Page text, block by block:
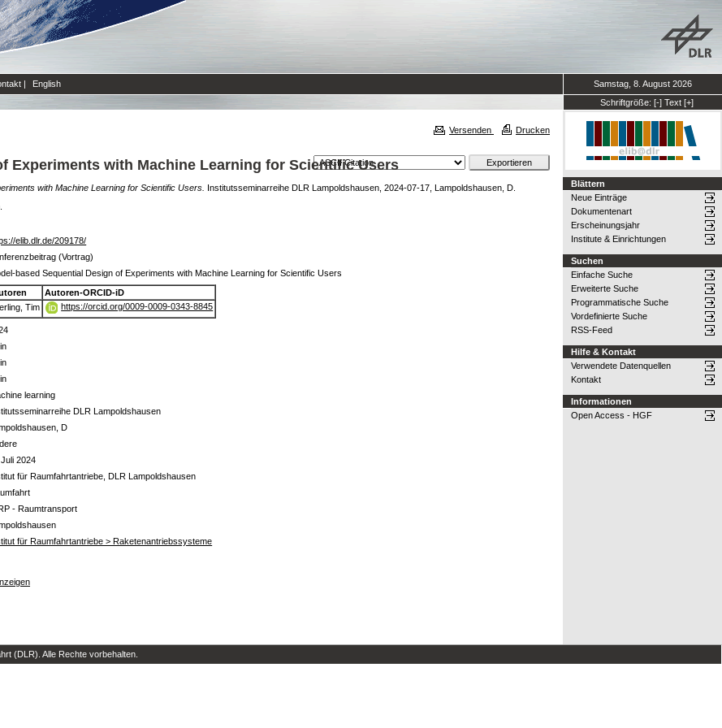
| English
Samstag, 8. August 2026
Schriftgröße: [-] Text [+]
Versenden Drucken
Experiments with Machine Learning for Scientific Users
with Machine Learning for Scientific Users. Institutsseminarreihe DLR Lampoldshausen, 2024-07-17, Lampoldshausen, D.
elib.dlr.de/209178/
(Vortrag)
based Sequential Design of Experiments with Machine Learning for Scientific Users
Autoren-ORCID-iD
Tim
https://orcid.org/0009-0009-0343-8845
learning
DLR Lampoldshausen
D
2024
für Raumfahrtantriebe, DLR Lampoldshausen
- Raumtransport
für Raumfahrtantriebe > Raketenantriebssysteme
Blättern
Neue Einträge
Dokumentenart
Erscheinungsjahr
Institute & Einrichtungen
Suchen
Einfache Suche
Erweiterte Suche
Programmatische Suche
Vordefinierte Suche
RSS-Feed
Hilfe & Kontakt
Verwendete Datenquellen
Kontakt
Informationen
Open Access - HGF
(DLR). Alle Rechte vorbehalten.